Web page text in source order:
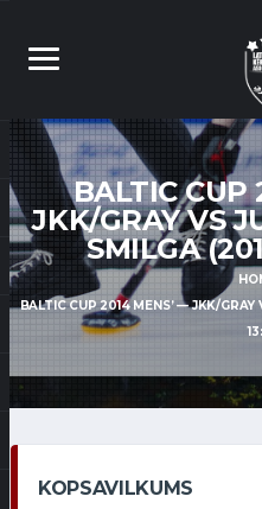
BALTIC CUP
JKK/GRAY VS
SMILGA
BALTIC CUP 2014 MENS’ — JKK/GRAY
KOPSAVILKUMS